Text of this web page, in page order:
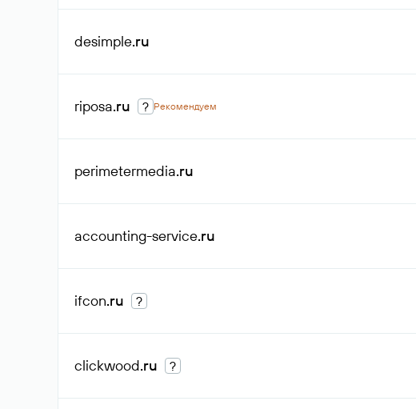
desimple.ru
riposa.ru ? Рекомендуем
perimetermedia.ru
accounting-service.ru
ifcon.ru ?
clickwood.ru ?